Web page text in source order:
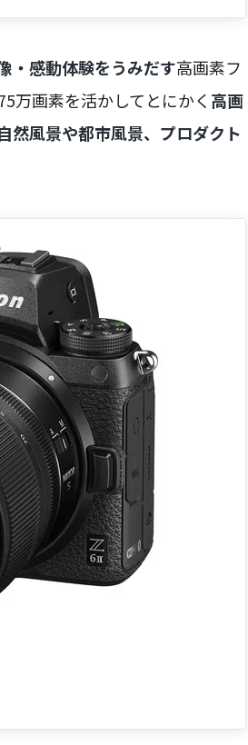
・感動体験をうみだす高画素フ
万画素を活かしてとにかく 高画
然風景や都市風景、プロダクト